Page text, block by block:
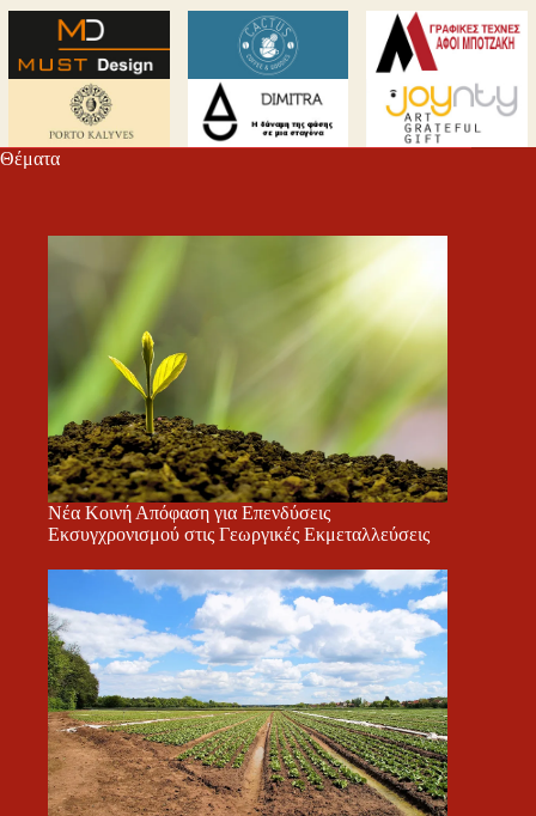
Θέματα
Νέα Κοινή Απόφαση για Επενδύσεις
Εκσυγχρονισμού στις Γεωργικές Εκμεταλλεύσεις